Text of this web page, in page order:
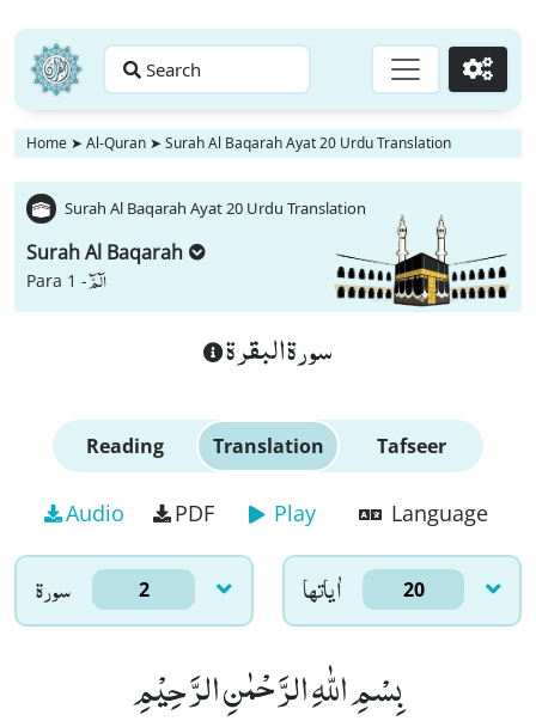
Search Go
Home ➤ Al-Quran ➤ Surah Al Baqarah Ayat 20 Urdu Translation
Surah Al Baqarah Ayat 20 Urdu Translation
Surah Al Baqarah
Para 1 -الٓمّٓ
سورة البقرة
Reading Translation Tafseer
Audio PDF Play Language
سورۃ 2 اٰياتها 20
بِسْمِ اللّٰهِ الرَّحْمٰنِ الرَّحِیْمِ